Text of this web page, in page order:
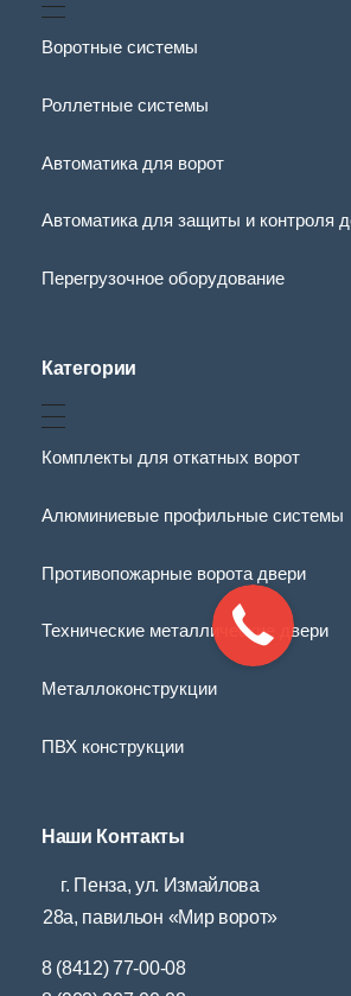
Воротные системы
Роллетные системы
Автоматика для ворот
Автоматика для защиты и контроля
Перегрузочное оборудование
Категории
Комплекты для откатных ворот
Алюминиевые профильные системы
Противопожарные ворота двери
Технические металлические двери
Металлоконструкции
ПВХ конструкции
Наши Контакты
г. Пенза, ул. Измайлова
28а, павильон «Мир ворот»
8 (8412) 77-00-08